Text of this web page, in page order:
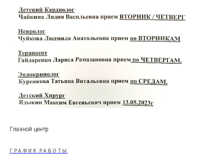
Глазной центр
ГРАФИК РАБОТЫ